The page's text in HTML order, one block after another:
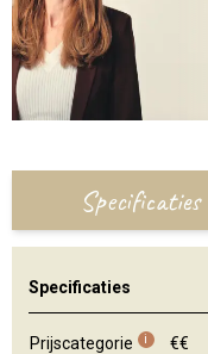
Specificaties
Specificaties
Prijscategorie i €€